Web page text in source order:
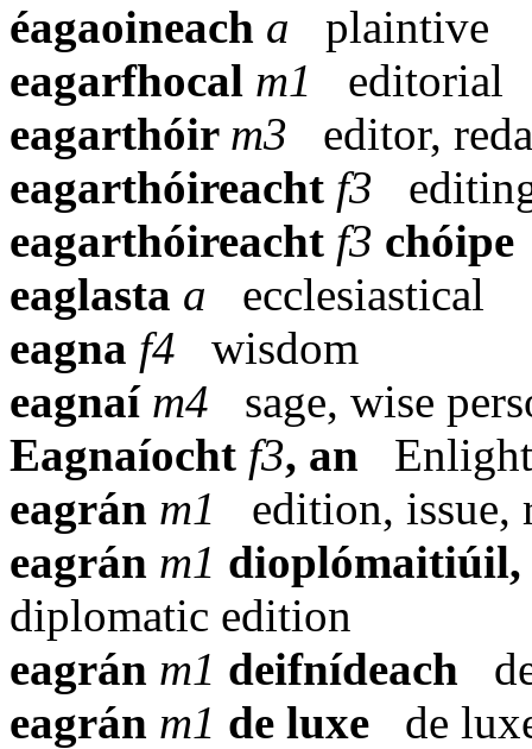
éagaoineach a
plaintive
eagarfhocal m1
editorial
eagarthóir m3
editor,
eagarthóireacht f3
eagarthóireacht f3 chóipe
eaglasta a
ecclesiastical
eagna f4
wisdom
eagnaí m4
sage, wise
Eagnaíocht f3, an
eagrán m1
edition, issue,
eagrán m1 dioplómaitiúil,
diplomatic edition
eagrán m1 deifnídeach
eagrán m1 de luxe
de